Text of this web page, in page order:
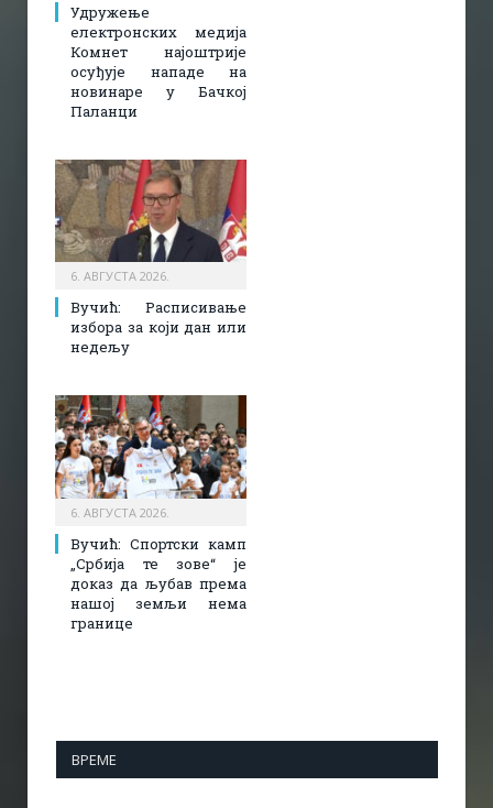
Удружење
електронских медија
Комнет најоштрије
осуђује нападе на
новинаре у Бачкој
Паланци
6. АВГУСТА 2026.
Вучић: Расписивање
избора за који дан или
недељу
6. АВГУСТА 2026.
Вучић: Спортски камп
„Србија те зове“ је
доказ да љубав према
нашој земљи нема
границе
ВРЕМЕ